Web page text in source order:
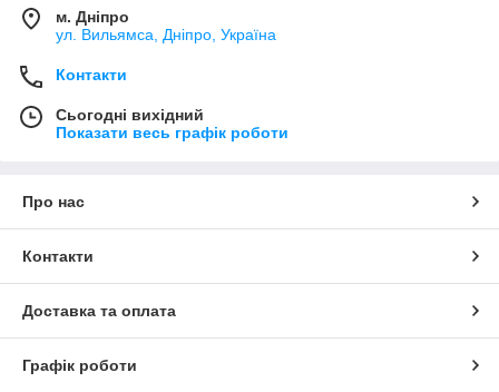
м. Дніпро
ул. Вильямса, Дніпро, Україна
Контакти
Сьогодні вихідний
Показати весь графік роботи
Про нас
Контакти
Доставка та оплата
Графік роботи